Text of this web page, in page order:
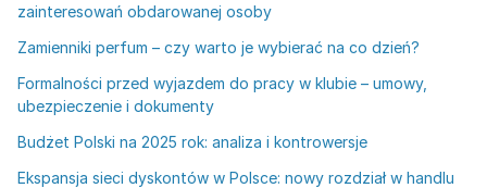
zainteresowań obdarowanej osoby
Zamienniki perfum – czy warto je wybierać na co dzień?
Formalności przed wyjazdem do pracy w klubie – umowy,
ubezpieczenie i dokumenty
Budżet Polski na 2025 rok: analiza i kontrowersje
Ekspansja sieci dyskontów w Polsce: nowy rozdział w handlu